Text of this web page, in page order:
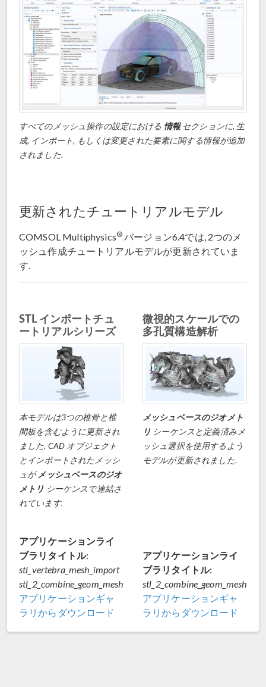
すべてのメッシュ操作の設定における 情報セクションに, 生
成, インポート, もしくは変更された要素に関する情報が追加
されました.
更新されたチュートリアルモデル
COMSOL Multiphysics® バージョン6.4では, 2つのメ
ッシュ作成チュートリアルモデルが更新されていま
す.
STL インポートチュ
ートリアルシリーズ
本モデルは3つの椎骨と椎
間板を含むように更新され
ました. CAD オブジェクト
とインポートされたメッシ
ュがメッシュベースのジオ
メトリ シーケンスで連結さ
れています.
アプリケーションライ
ブラリタイトル:
stl_vertebra_mesh_import
stl_2_combine_geom_mesh
アプリケーションギャ
ラリからダウンロード
微視的スケールでの
多孔質構造解析
メッシュベースのジオメト
リ シーケンスと定義済みメ
ッシュ選択を使用するよう
モデルが更新されました.
アプリケーションライ
ブラリタイトル:
stl_2_combine_geom_mesh
アプリケーションギャ
ラリからダウンロード